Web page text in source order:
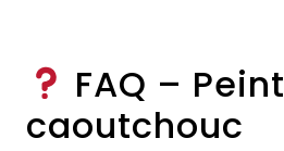
FAQ –
caoutchouc